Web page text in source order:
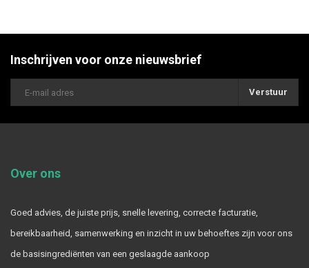
Inschrijven voor onze nieuwsbrief
Verstuur
Over ons
Goed advies, de juiste prijs, snelle levering, correcte facturatie,
bereikbaarheid, samenwerking en inzicht in uw behoeftes zijn voor ons
de basisingrediënten van een geslaagde aankoop